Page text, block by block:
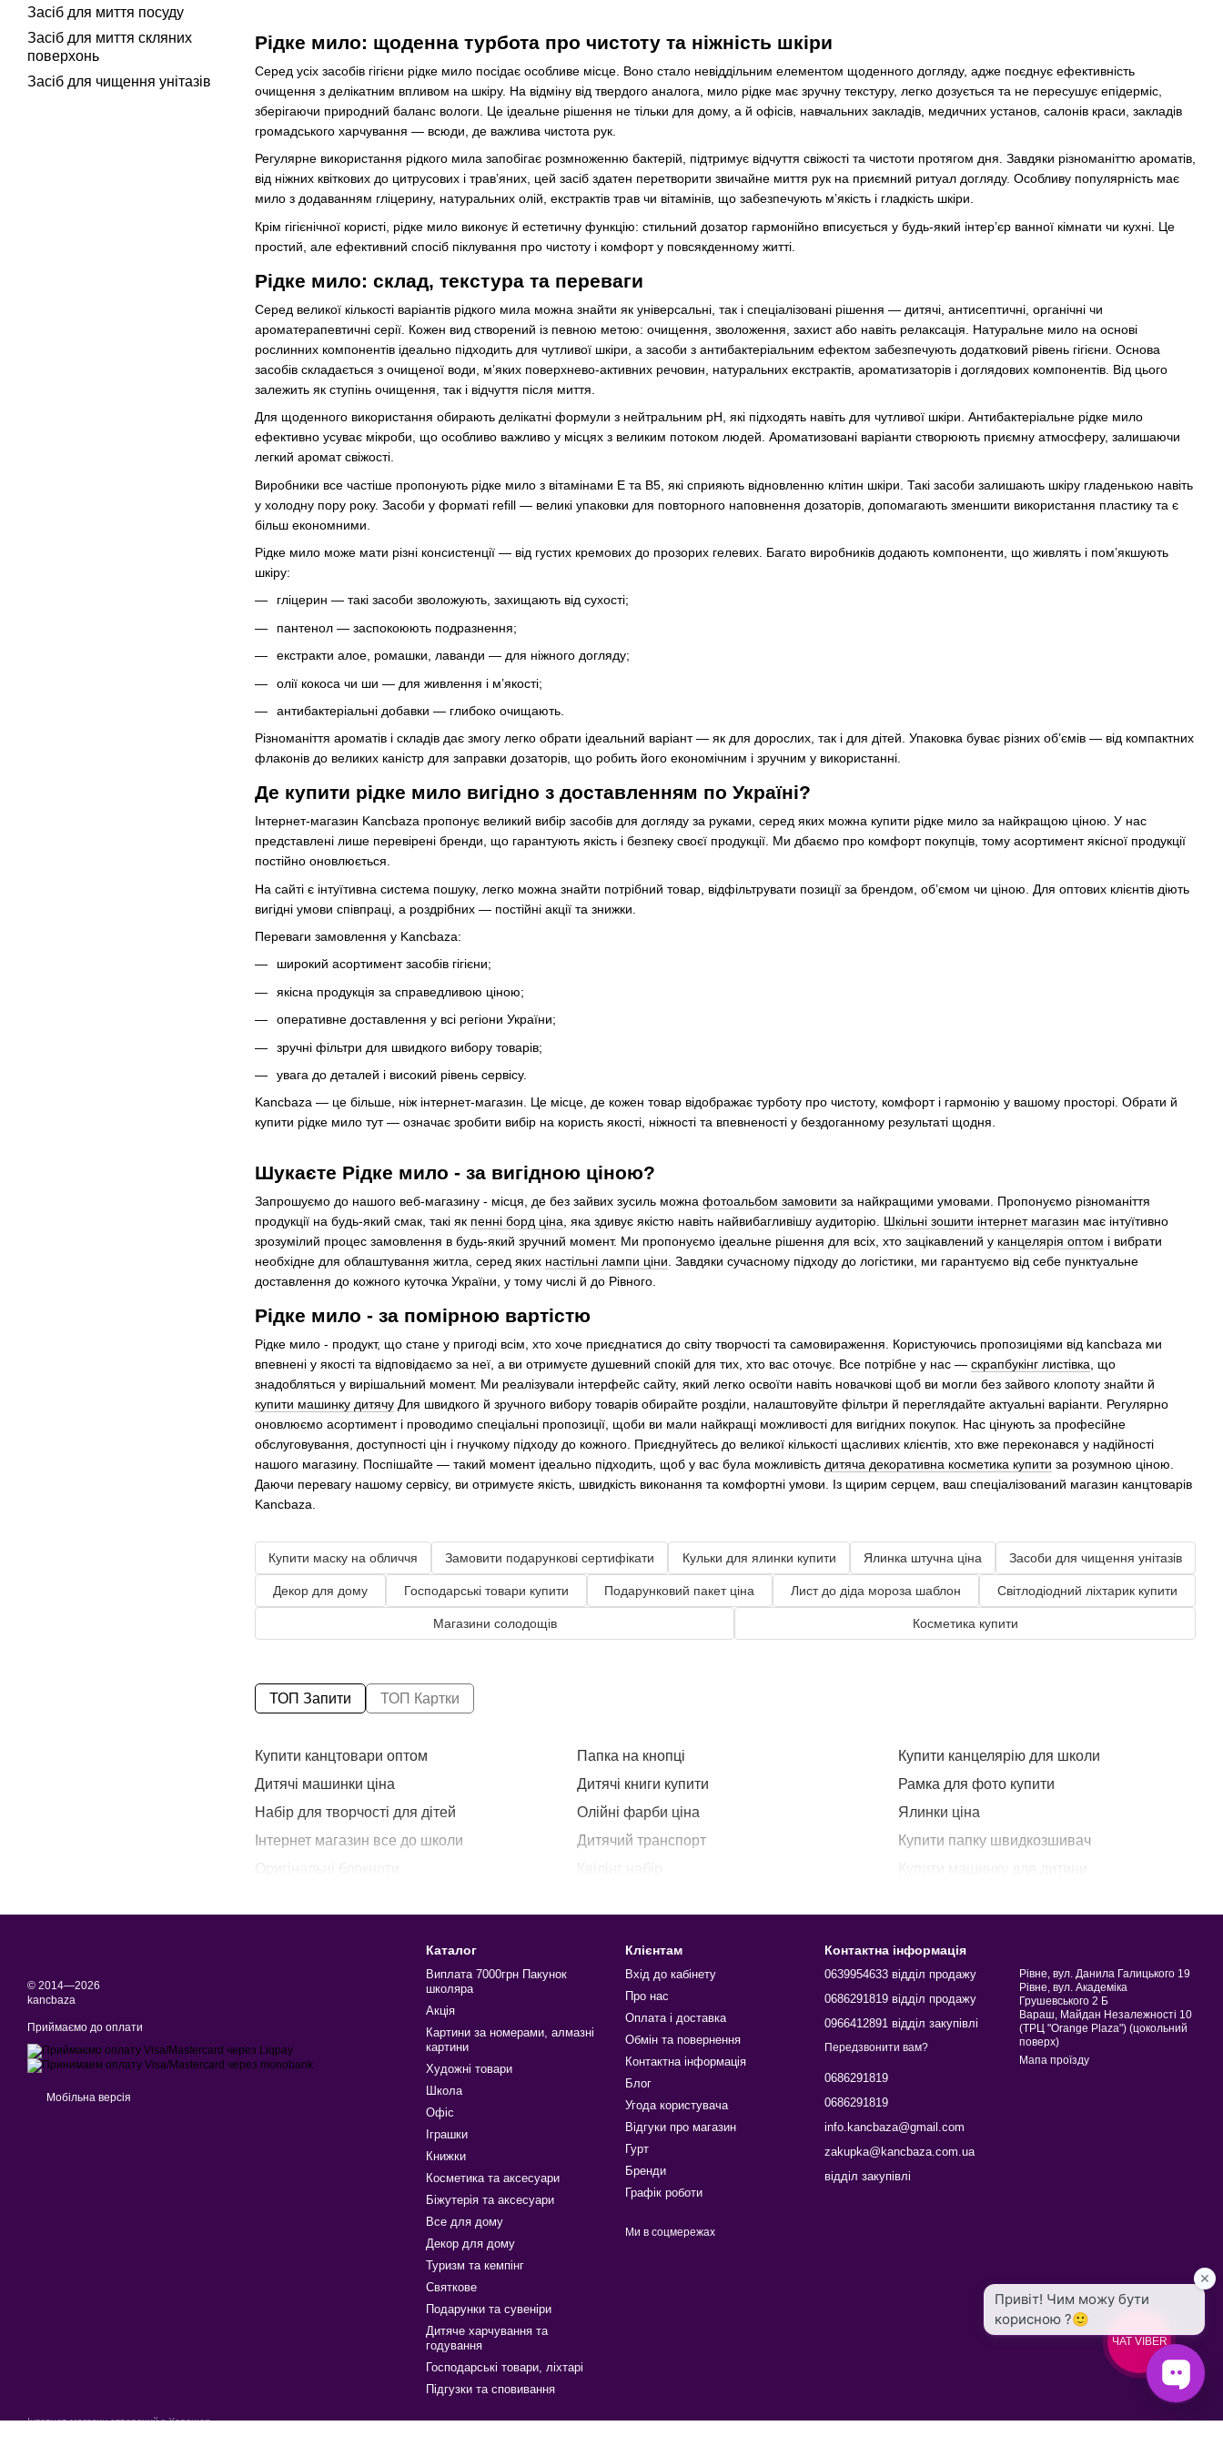
Рідке мило: щоденна турбота про чистоту та ніжність шкіри
Серед усіх засобів гігієни рідке мило посідає особливе місце. Воно стало невіддільним елементом щоденного догляду, адже поєднує ефективність
очищення з делікатним впливом на шкіру. На відміну від твердого аналога, мило рідке має зручну текстуру, легко дозується та не пересушує епідерміс,
зберігаючи природний баланс вологи. Це ідеальне рішення не тільки для дому, а й офісів, навчальних закладів, медичних установ, салонів краси, закладів
громадського харчування — всюди, де важлива чистота рук.
Регулярне використання рідкого мила запобігає розмноженню бактерій, підтримує відчуття свіжості та чистоти протягом дня. Завдяки різноманіттю ароматів,
від ніжних квіткових до цитрусових і трав’яних, цей засіб здатен перетворити звичайне миття рук на приємний ритуал догляду. Особливу популярність має
мило з додаванням гліцерину, натуральних олій, екстрактів трав чи вітамінів, що забезпечують м’якість і гладкість шкіри.
Крім гігієнічної користі, рідке мило виконує й естетичну функцію: стильний дозатор гармонійно вписується у будь-який інтер’єр ванної кімнати чи кухні. Це
простий, але ефективний спосіб піклування про чистоту і комфорт у повсякденному житті.
Рідке мило: склад, текстура та переваги
Серед великої кількості варіантів рідкого мила можна знайти як універсальні, так і спеціалізовані рішення — дитячі, антисептичні, органічні чи
ароматерапевтичні серії. Кожен вид створений із певною метою: очищення, зволоження, захист або навіть релаксація. Натуральне мило на основі
рослинних компонентів ідеально підходить для чутливої шкіри, а засоби з антибактеріальним ефектом забезпечують додатковий рівень гігієни. Основа
засобів складається з очищеної води, м’яких поверхнево-активних речовин, натуральних екстрактів, ароматизаторів і доглядових компонентів. Від цього
залежить як ступінь очищення, так і відчуття після миття.
Для щоденного використання обирають делікатні формули з нейтральним pH, які підходять навіть для чутливої шкіри. Антибактеріальне рідке мило
ефективно усуває мікроби, що особливо важливо у місцях з великим потоком людей. Ароматизовані варіанти створюють приємну атмосферу, залишаючи
легкий аромат свіжості.
Виробники все частіше пропонують рідке мило з вітамінами Е та В5, які сприяють відновленню клітин шкіри. Такі засоби залишають шкіру гладенькою навіть
у холодну пору року. Засоби у форматі refill — великі упаковки для повторного наповнення дозаторів, допомагають зменшити використання пластику та є
більш економними.
Рідке мило може мати різні консистенції — від густих кремових до прозорих гелевих. Багато виробників додають компоненти, що живлять і пом’якшують
шкіру:
гліцерин — такі засоби зволожують, захищають від сухості;
пантенол — заспокоюють подразнення;
екстракти алое, ромашки, лаванди — для ніжного догляду;
олії кокоса чи ши — для живлення і м’якості;
антибактеріальні добавки — глибоко очищають.
Різноманіття ароматів і складів дає змогу легко обрати ідеальний варіант — як для дорослих, так і для дітей. Упаковка буває різних об’ємів — від компактних
флаконів до великих каністр для заправки дозаторів, що робить його економічним і зручним у використанні.
Де купити рідке мило вигідно з доставленням по Україні?
Інтернет-магазин Kancbaza пропонує великий вибір засобів для догляду за руками, серед яких можна купити рідке мило за найкращою ціною. У нас
представлені лише перевірені бренди, що гарантують якість і безпеку своєї продукції. Ми дбаємо про комфорт покупців, тому асортимент якісної продукції
постійно оновлюється.
На сайті є інтуїтивна система пошуку, легко можна знайти потрібний товар, відфільтрувати позиції за брендом, об’ємом чи ціною. Для оптових клієнтів діють
вигідні умови співпраці, а роздрібних — постійні акції та знижки.
Переваги замовлення у Kancbaza:
широкий асортимент засобів гігієни;
якісна продукція за справедливою ціною;
оперативне доставлення у всі регіони України;
зручні фільтри для швидкого вибору товарів;
увага до деталей і високий рівень сервісу.
Kancbaza — це більше, ніж інтернет-магазин. Це місце, де кожен товар відображає турботу про чистоту, комфорт і гармонію у вашому просторі. Обрати й
купити рідке мило тут — означає зробити вибір на користь якості, ніжності та впевненості у бездоганному результаті щодня.
Шукаєте Рідке мило - за вигідною ціною?
Запрошуємо до нашого веб-магазину - місця, де без зайвих зусиль можна фотоальбом замовити за найкращими умовами. Пропонуємо різноманіття
продукції на будь-який смак, такі як пенні борд ціна, яка здивує якістю навіть найвибагливішу аудиторію. Шкільні зошити інтернет магазин має інтуїтивно
зрозумілий процес замовлення в будь-який зручний момент. Ми пропонуємо ідеальне рішення для всіх, хто зацікавлений у канцелярія оптом і вибрати
необхідне для облаштування житла, серед яких настільні лампи ціни. Завдяки сучасному підходу до логістики, ми гарантуємо від себе пунктуальне
доставлення до кожного куточка України, у тому числі й до Рівного.
Рідке мило - за помірною вартістю
Рідке мило - продукт, що стане у пригоді всім, хто хоче приєднатися до світу творчості та самовираження. Користуючись пропозиціями від kancbaza ми
впевнені у якості та відповідаємо за неї, а ви отримуєте душевний спокій для тих, хто вас оточує. Все потрібне у нас — скрапбукінг листівка, що
знадобляться у вирішальний момент. Ми реалізували інтерфейс сайту, який легко освоїти навіть новачкові щоб ви могли без зайвого клопоту знайти й
купити машинку дитячу Для швидкого й зручного вибору товарів обирайте розділи, налаштовуйте фільтри й переглядайте актуальні варіанти. Регулярно
оновлюємо асортимент і проводимо спеціальні пропозиції, щоби ви мали найкращі можливості для вигідних покупок. Нас цінують за професійне
обслуговування, доступності цін і гнучкому підходу до кожного. Приєднуйтесь до великої кількості щасливих клієнтів, хто вже переконався у надійності
нашого магазину. Поспішайте — такий момент ідеально підходить, щоб у вас була можливість дитяча декоративна косметика купити за розумною ціною.
Даючи перевагу нашому сервісу, ви отримуєте якість, швидкість виконання та комфортні умови. Із щирим серцем, ваш спеціалізований магазин канцтоварів
Kancbaza.
Купити маску на обличчя Замовити подарункові сертифікати Кульки для ялинки купити Ялинка штучна ціна Засоби для чищення унітазів
Декор для дому Господарські товари купити Подарунковий пакет ціна Лист до діда мороза шаблон Світлодіодний ліхтарик купити
Магазини солодощів Косметика купити
ТОП Запити ТОП Картки
Купити канцтовари оптом Папка на кнопці
Купити канцелярію для школи
Дитячі машинки ціна
Дитячі книги купити
Рамка для фото купити
Набір для творчості для дітей
Олійні фарби ціна
Ялинки ціна
Інтернет магазин все до школи
Дитячий транспорт
Купити папку швидкозшивач
Альбом для малювання купити
Ємність для зберігання сипучих продуктів Свічка ароматична
Засіб для миття посуду
Засіб для миття скляних
поверхонь
Засіб для чищення унітазів
© 2014—2026
kancbaza
Приймаємо до оплати
Мобільна версія
Інтернет-магазин створений з Хорошоп
Каталог
Виплата 7000грн Пакунок
школяра
Акція
Картини за номерами, алмазні
картини
Художні товари
Школа
Офіс
Іграшки
Книжки
Косметика та аксесуари
Біжутерія та аксесуари
Все для дому
Декор для дому
Туризм та кемпінг
Святкове
Подарунки та сувеніри
Дитяче харчування та
годування
Господарські товари, ліхтарі
Підгузки та сповивання
Клієнтам
Вхід до кабінету
Про нас
Оплата і доставка
Обмін та повернення
Контактна інформація
Блог
Угода користувача
Відгуки про магазин
Гурт
Бренди
Графік роботи
Ми в соцмережах
Контактна інформація
0639954633 відділ продажу
0686291819 відділ продажу
0966412891 відділ закупівлі
Передзвонити вам?
0686291819
0686291819
info.kancbaza@gmail.com
zakupka@kancbaza.com.ua
відділ закупівлі
Рівне, вул. Данила Галицького 19
Рівне, вул. Академіка
Грушевського 2 Б
Вараш, Майдан Незалежності 10
(ТРЦ "Orange Plaza") (цокольний
поверх)
Мапа проїзду
ЧАТ VIBER